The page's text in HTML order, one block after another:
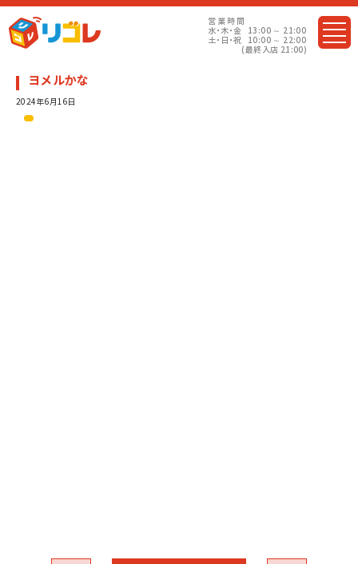
営業 時間
水・木・金
13:00 ～ 21:00
土・日・祝
10:00 ～ 22:00
(最終入店 21:00)
ヨメルかな
2024年6月16日